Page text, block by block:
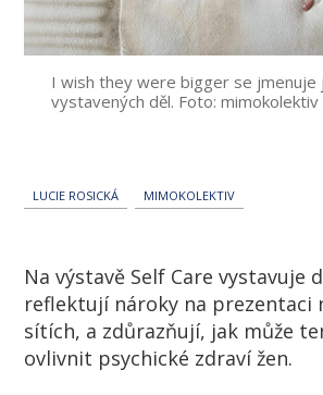
I wish they were bigger se jmenuje
vystavených děl. Foto: mimokolektiv
LUCIE ROSICKÁ MIMOKOLEKTIV
Na výstavě Self Care vystavuje
reflektují nároky na prezentaci
sítích, a zdůrazňují, jak může
ovlivnit psychické zdraví žen.